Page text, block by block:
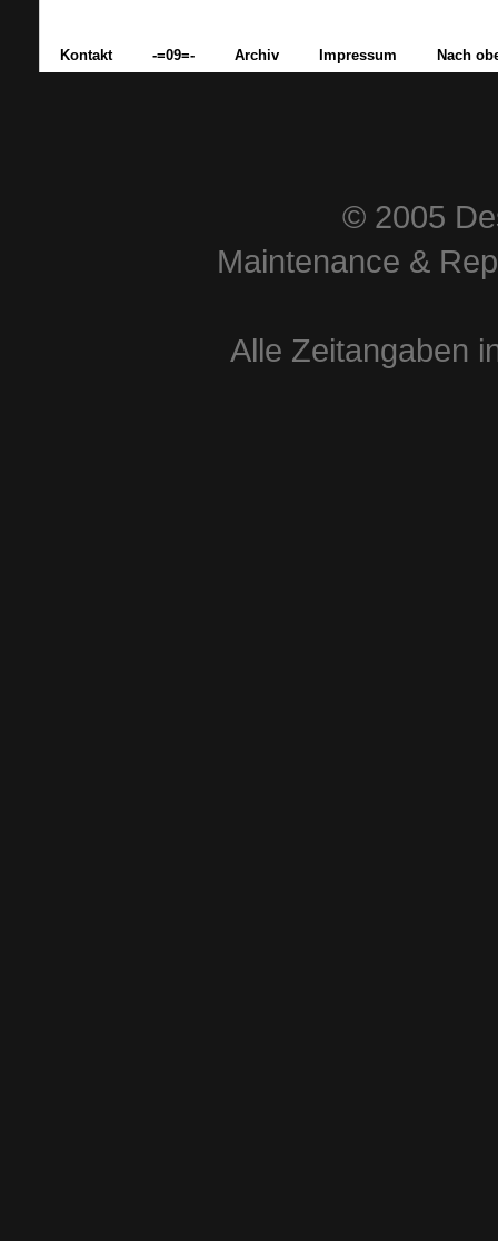
Kontakt -=09=- Archiv Impressum Nach
© 2005
Maintenance &
Alle Zeitangaben